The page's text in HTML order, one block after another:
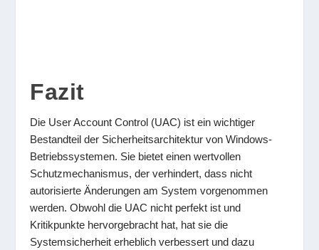
Fazit
Die User Account Control (UAC) ist ein wichtiger
Bestandteil der Sicherheitsarchitektur von Windows-
Betriebssystemen. Sie bietet einen wertvollen
Schutzmechanismus, der verhindert, dass nicht
autorisierte Änderungen am System vorgenommen
werden. Obwohl die UAC nicht perfekt ist und
Kritikpunkte hervorgebracht hat, hat sie die
Systemsicherheit erheblich verbessert und dazu